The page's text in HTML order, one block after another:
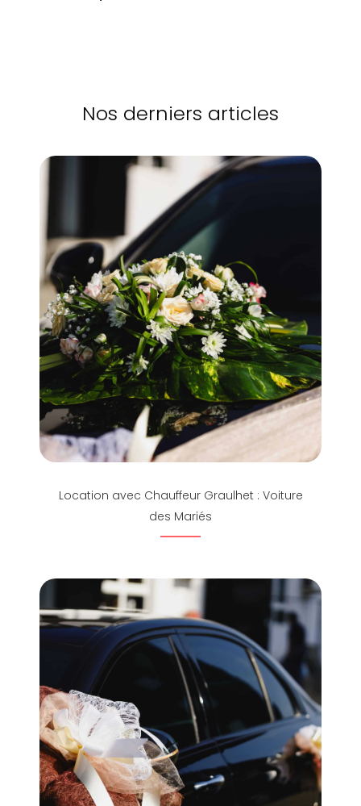
Nos derniers articles
Location avec Chauffeur Graulhet : Voiture
des Mariés